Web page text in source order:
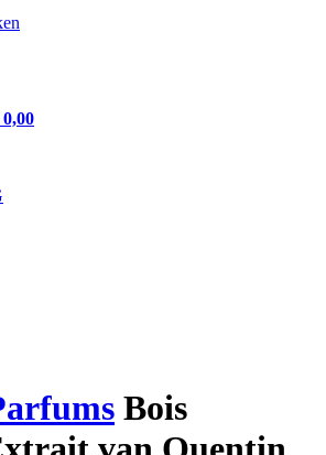
0,00
Bois